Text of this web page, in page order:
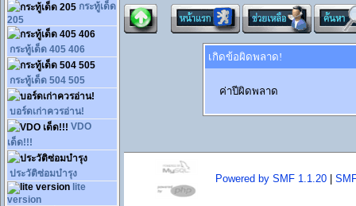
กระทู้เด็ด
205
กระทู้เด็ด 405 406
กระทู้เด็ด 504 505
บอร์ดเก่าควรอ่าน!
VDO
เด็ด!!!
ประวัติซ่อมบำรุง
lite
version
เกิดข้อผิดพลาด!
ค่าปีผิดพลาด
Powered by SMF 1.1.20